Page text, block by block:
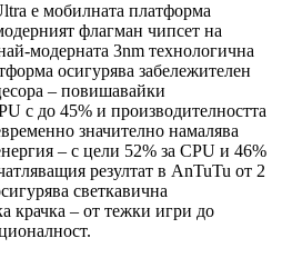
е мобилната платформа
флагман чипсет на
модерната 3nm технологична
осигурява забележителен
– повишавайки
с до 45% и производителността
значително намалява
– с цели 52% за CPU и 46%
резултат в AnTuTu от 2
светкавична
крачка – от тежки игри до